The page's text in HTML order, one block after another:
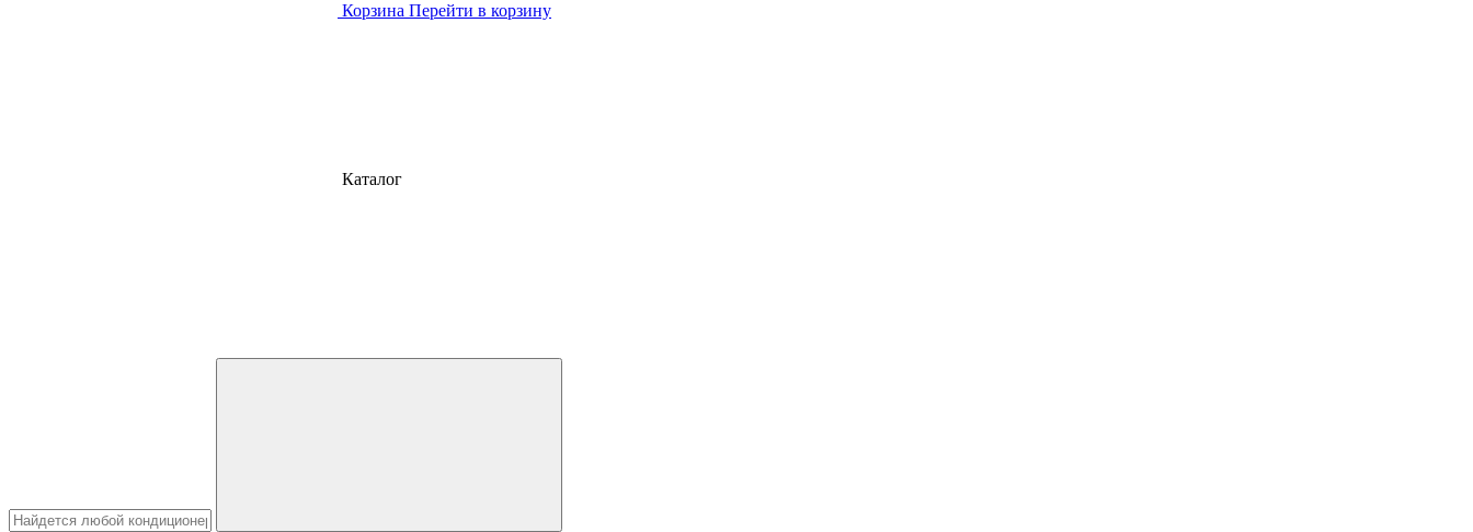
Корзина Перейти в корзину
Каталог